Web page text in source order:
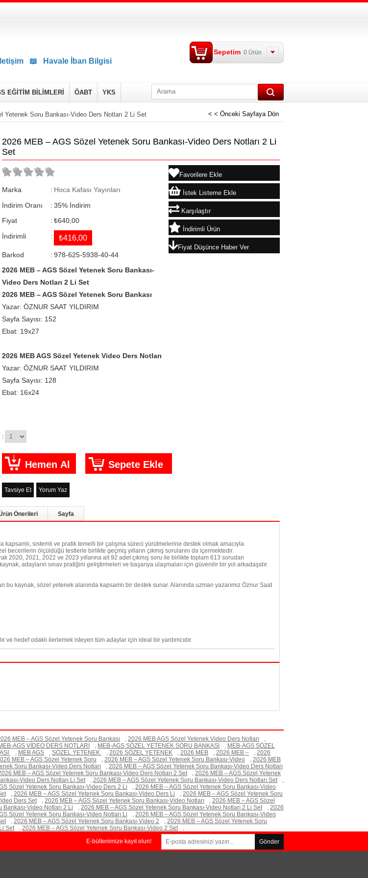
İletişim 📖 Havale İban Bilgisi
Sepetim 0 Ürün
EĞİTİM BİLİMLERİ ÖABT YKS
Yetenek Soru Bankası-Video Ders Notları 2 Li Set < < Önceki Sayfaya Dön
2026 MEB – AGS Sözel Yetenek Soru Bankası-Video Ders Notları 2 Li
Set
Marka : Hoca Kafası Yayınları
İndirim Oranı
: %
35
İndirim
Fiyat
: ₺640,00
İndirimli
: ₺416,00
Barkod : 978-625-5938-40-44
2026 MEB – AGS Sözel Yetenek Soru Bankası-
Video Ders Notları 2 Li Set
2026 MEB – AGS Sözel Yetenek Soru Bankası
Yazar: ÖZNUR SAAT YILDIRIM
Sayfa Sayısı: 152
Ebat: 19x27
2026 MEB AGS Sözel Yetenek Video Ders Notları
Yazar: ÖZNUR SAAT YILDIRIM
Sayfa Sayısı: 128
Ebat: 16x24
:
Favorilere Ekle
İstek Listeme Ekle
Karşılaştır
İndirimli Ürün
Fiyat Düşünce Haber Ver
Tavsiye Et Yorum Yaz
Önerileri Sayfa
kapsamlı, sistemli ve pratik temelli bir çalışma süreci yürütmelerine destek olmak amacıyla
becerilerin ölçüldüğü testlerle birlikte geçmiş yılların çıkmış sorularını da içermektedir.
2020, 2021, 2022 ve 2023 yıllarına ait 92 adet çıkmış soru ile birlikte toplam 613 sorudan
adayların sınav pratiğini geliştirmeleri ve başarıya ulaşmaları için güvenilir bir yol arkadaşıdır.
bu kaynak, sözel yetenek alanında kapsamlı bir destek sunar. Alanında uzman yazarımız Öznur Saat
ve hedef odaklı ilerlemek isteyen tüm adaylar için ideal bir yardımcıdır.
MEB – AGS Sözel Yetenek Soru Bankası , 2026 MEB AGS Sözel Yetenek Video Ders Notları
,
AGS VİDEO DERS NOTLARI , MEB-AGS SÖZEL YETENEK SORU BANKASI , MEB-AGS SÖZEL
, MEB AGS , SÖZEL YETENEK , 2026 SÖZEL YETENEK , 2026 MEB , 2026 MEB – , 2026
MEB – AGS Sözel Yetenek Soru , 2026 MEB – AGS Sözel Yetenek Soru Bankası-Video , 2026 MEB
Soru Bankası-Video Ders Notları , 2026 MEB – AGS Sözel Yetenek Soru Bankası-Video Ders Notları
MEB – AGS Sözel Yetenek Soru Bankası-Video Ders Notları 2 Set , 2026 MEB – AGS Sözel Yetenek
Video Ders Notları Li Set , 2026 MEB – AGS Sözel Yetenek Soru Bankası-Video Ders Notları Set
,
Sözel Yetenek Soru Bankası-Video Ders 2 Li , 2026 MEB – AGS Sözel Yetenek Soru Bankası-Video
, 2026 MEB – AGS Sözel Yetenek Soru Bankası-Video Ders Li , 2026 MEB – AGS Sözel Yetenek Soru
Ders Set , 2026 MEB – AGS Sözel Yetenek Soru Bankası-Video Notları , 2026 MEB – AGS Sözel
Video Notları 2 Li , 2026 MEB – AGS Sözel Yetenek Soru Bankası-Video Notları 2 Li Set , 2026
Sözel Yetenek Soru Bankası-Video Notları Li , 2026 MEB – AGS Sözel Yetenek Soru Bankası-Video
, 2026 MEB – AGS Sözel Yetenek Soru Bankası-Video 2 , 2026 MEB – AGS Sözel Yetenek Soru
Set , 2026 MEB – AGS Sözel Yetenek Soru Bankası-Video 2 Set
,
E-bültenimize kayıt olun!
Gönder